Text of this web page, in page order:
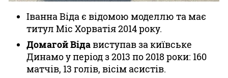
Іванна Віда є відомою моделлю та має
титул Міс Хорватія 2014 року.
Домагой Відавиступав за київське
Динамо у період з 2013 по 2018 роки: 160
матчів, 13 голів, вісім асистів.